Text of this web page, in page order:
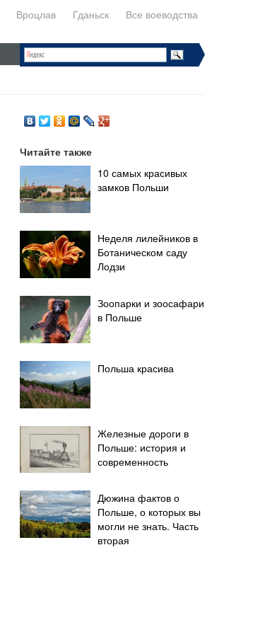
Вроцлав Гданьск Все воеводства
Читайте также
10 самых красивых
замков Польши
Неделя лилейников в
Ботаническом саду
Лодзи
Зоопарки и зоосафари
в Польше
Польша красива
Железные дороги в
Польше: история и
современность
Дюжина фактов о
Польше, о которых вы
могли не знать. Часть
вторая